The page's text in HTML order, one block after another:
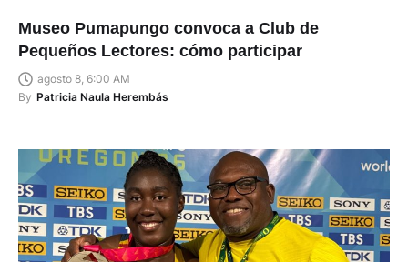
Museo Pumapungo convoca a Club de
Pequeños Lectores: cómo participar
agosto 8, 6:00 AM
By Patricia Naula Herembás